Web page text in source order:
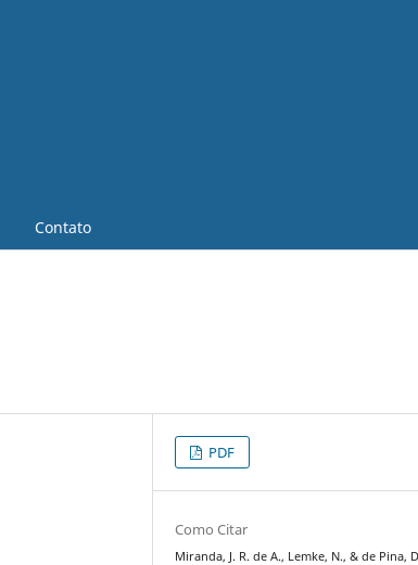
Contato
PDF
Como Citar
Miranda, J. R. de A., Lemke, N., & de Pina,